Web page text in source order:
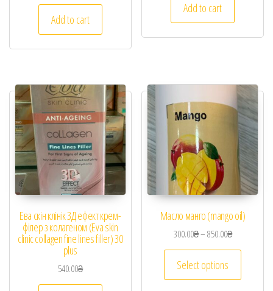
Add to cart
Add to cart
Ева скін клінік 3Д ефект крем-
філер з колагеном (Eva skin
clinic collagen fine lines filler) 30
plus
540.00₴
Масло манго (mango oil)
300.00₴–850.00₴
Select options